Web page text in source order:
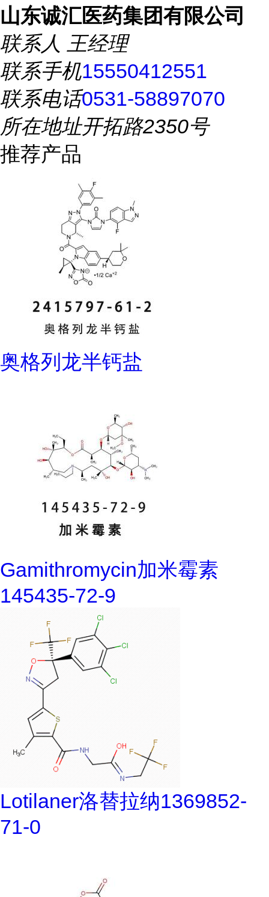
山东诚汇医药集团有限公司
联系人 王经理
联系手机15550412551
联系电话0531-58897070
所在地址开拓路2350号
推荐产品
奥格列龙半钙盐
Gamithromycin加米霉素
145435-72-9
Lotilaner洛替拉纳1369852-
71-0